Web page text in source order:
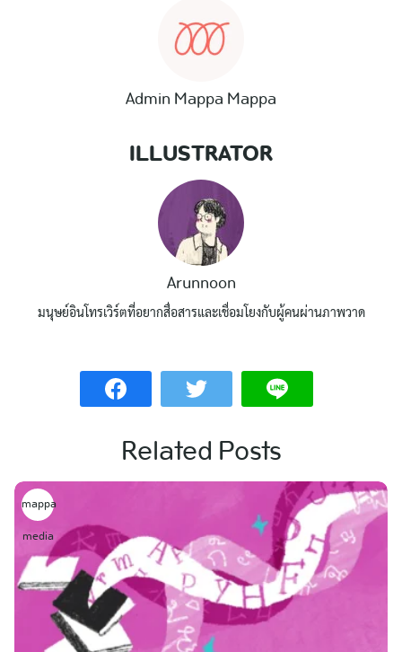
Admin Mappa Mappa
ILLUSTRATOR
Arunnoon
มนุษย์อินโทรเวิร์ตที่อยากสื่อสารและเชื่อมโยงกับผู้คนผ่านภาพวาด
Related Posts
mappa
media